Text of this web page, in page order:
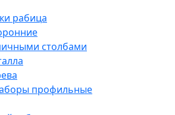
рабица
столбами
профильные